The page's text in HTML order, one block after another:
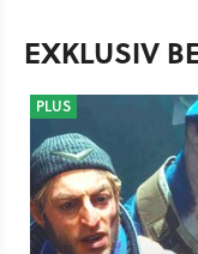
prominentesten
Harley Quinn, Captain
ihr Squad auf die
mit Superman,
zu tun bekommen.
Spiel PC
Warner Bros.
EXKLUSIV
PLUS